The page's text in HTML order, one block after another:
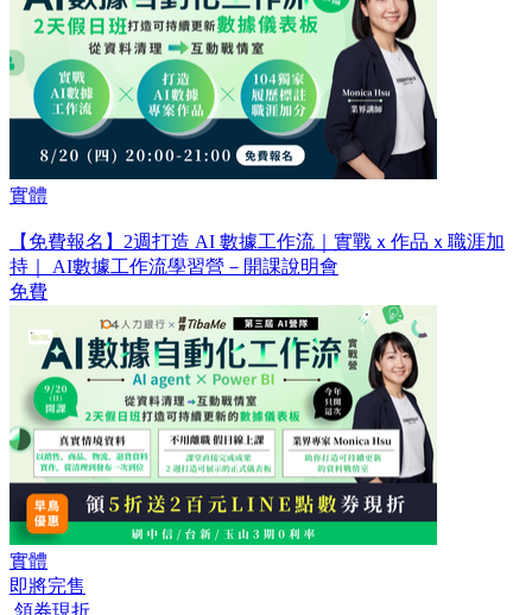
實體
【免費報名】2週打造 AI 數據工作流｜實戰ｘ作品ｘ職涯加
持｜ AI數據工作流學習營－開課說明會
免費
實體
即將完售
領券現折